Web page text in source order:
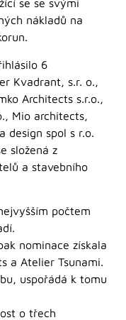
se se svými
nákladů na
6
Kvadrant, s.r. o.,
Architects s.r.o.,
Mio architects,
design spol s r.o.
složená z
a stavebního
počtem
nominace získala
a Atelier Tsunami.
uspořádá k tomu
o třech